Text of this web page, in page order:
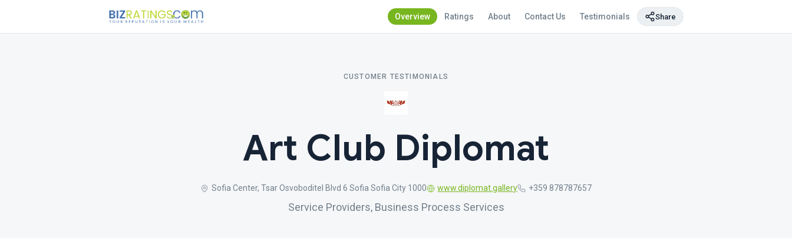
Overview Ratings About Contact Us Testimonials Share
CUSTOMER TESTIMONIALS
Art Club Diplomat
Sofia Center, Tsar Osvoboditel Blvd 6 Sofia Sofia City 1000 www.diplomat.gallery +359 878787657
Service Providers, Business Process Services